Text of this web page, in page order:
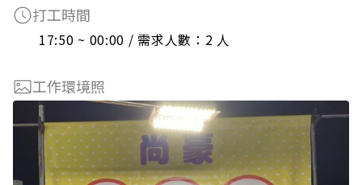
打工時間
17:50 ~ 00:00 / 需求人數：2 人
工作環境照